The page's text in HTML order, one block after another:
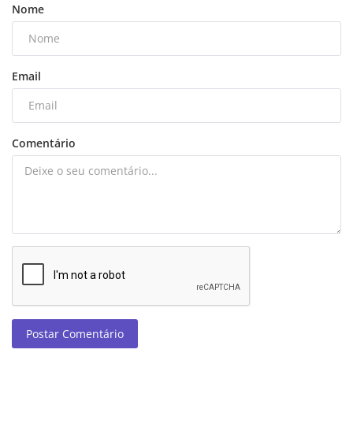
Nome
Email
Comentário
Postar Comentário